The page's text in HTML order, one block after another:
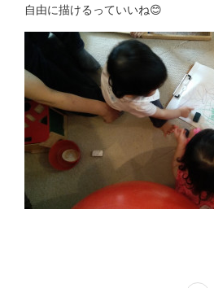
自由に描けるっていいね😊